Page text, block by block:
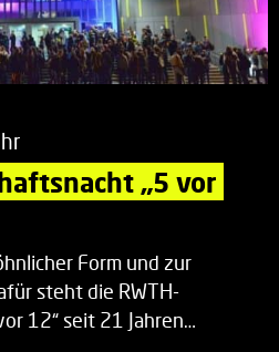
„5 vor
Form und zur
steht die RWTH-
12“ seit 21 Jahren…